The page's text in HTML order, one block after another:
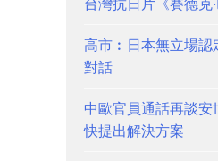
高市︰日本無立場
對話
中歐官員通話再談
快提出解決方案